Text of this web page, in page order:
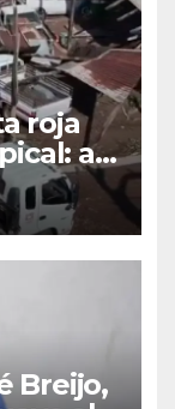
roja
al
Breijo,